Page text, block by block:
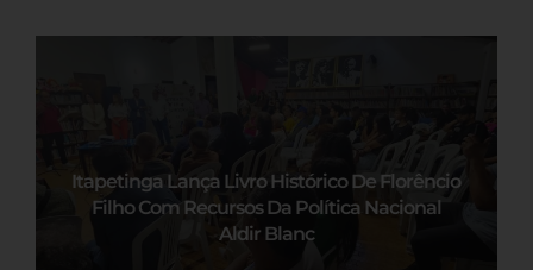
Itapetinga Lança Livro Histórico De Florêncio
Filho Com Recursos Da Política Nacional
Aldir Blanc